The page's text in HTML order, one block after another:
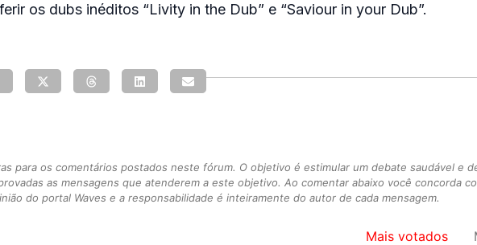
os dubs inéditos “Livity in the Dub” e “Saviour in your Dub”.
para os comentários postados neste fórum. O objetivo é estimular um debate saudável e
as mensagens que atenderem a este objetivo. Ao comentar abaixo você concorda
do portal Waves e a responsabilidade é inteiramente do autor de cada mensagem.
Mais votados